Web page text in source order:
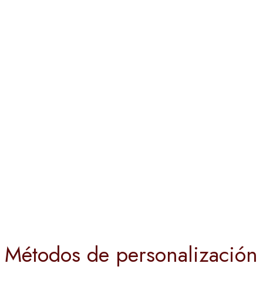
Métodos de personalización